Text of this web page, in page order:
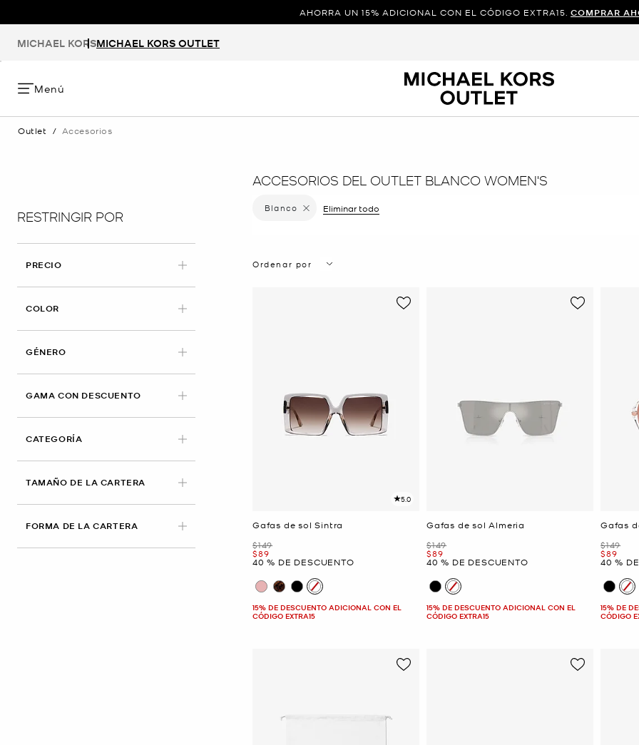
AHORRA UN 15% ADICIONAL CON EL CÓDIGO EXTRA15. COMPRAR
MICHAEL KORSMICHAEL KORS OUTLET
Menú
Outlet / Accesorios
RESTRINGIR POR
PRECIO
COLOR
GÉNERO
GAMA CON DESCUENTO
CATEGORÍA
TAMAÑO DE LA CARTERA
FORMA DE LA CARTERA
ACCESORIOS DEL OUTLET BLANCO WOMEN'S
Eliminar filtro Actualmente restringido porColor: Blanco
Blanco Eliminar todo
Ordenar por
5.0
Gafas de sol Sintra
Era
$149
Ahora
$89
40 % DE DESCUENTO
15% DE DESCUENTO ADICIONAL CON EL
CÓDIGO EXTRA15
Gafas de sol Almeria
Era
$149
Ahora
$89
40 % DE DESCUENTO
15% DE DESCUENTO ADICIONAL CON EL
CÓDIGO EXTRA15
Gafas
Era
$149
Ahora
$89
40 %
15% DE
CÓDIGO